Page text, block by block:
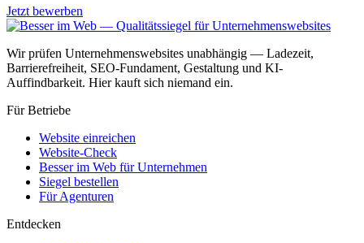
Jetzt bewerben
Wir prüfen Unternehmenswebsites unabhängig — Ladezeit,
Barrierefreiheit, SEO-Fundament, Gestaltung und KI-
Auffindbarkeit. Hier kauft sich niemand ein.
Für Betriebe
Website einreichen
Website-Check
Besser im Web für Unternehmen
Siegel bestellen
Für Agenturen
Entdecken